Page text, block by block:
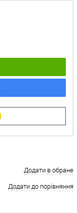
Додати в обране
Додати до порівняння